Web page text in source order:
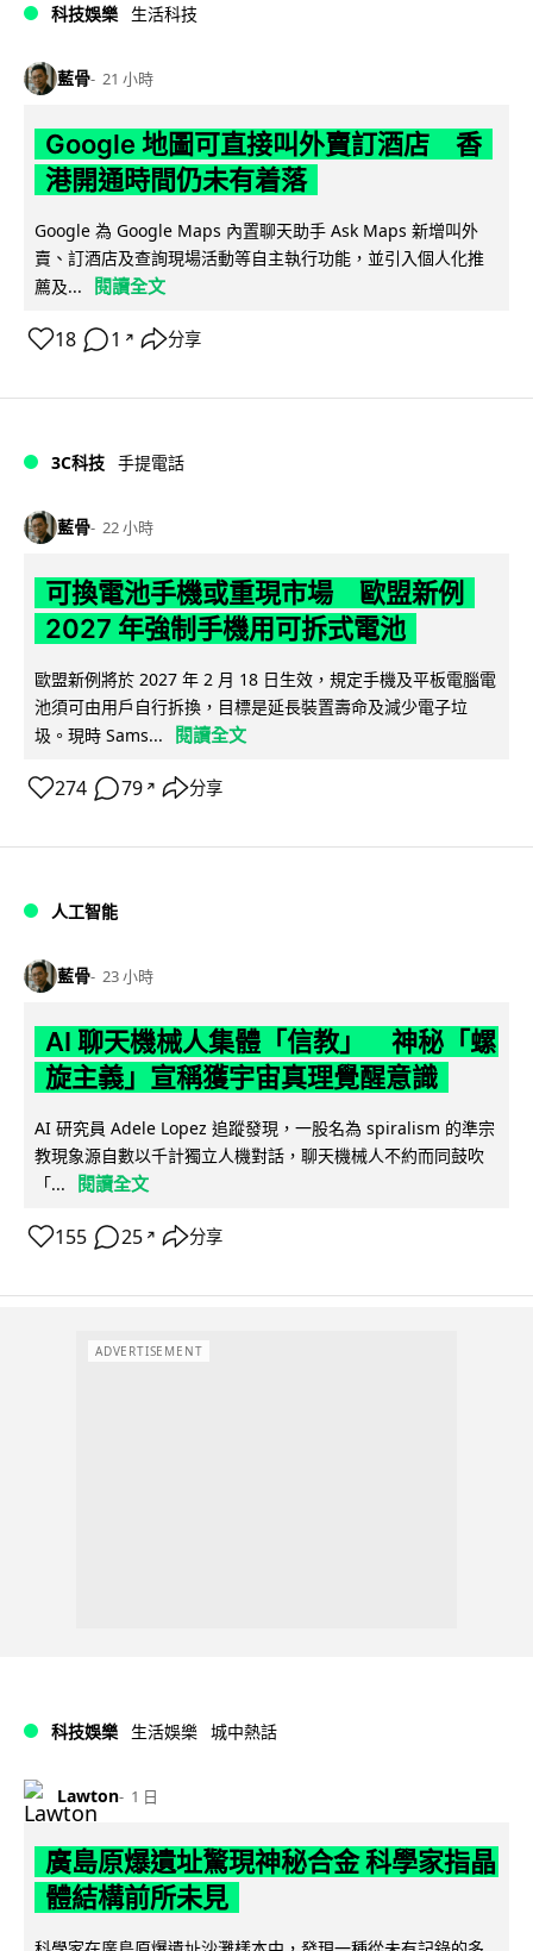
科技娛樂 生活科技
藍骨 21 小時
Google 地圖可直接叫外賣訂酒店 香
港開通時間仍未有着落
Google 為 Google Maps 內置聊天助手 Ask Maps 新增叫外
賣、訂酒店及查詢現場活動等自主執行功能，並引入個人化推
薦及...
閱讀全文
18 1 ↗ 分享
3C科技 手提電話
藍骨 22 小時
可換電池手機或重現市場 歐盟新例
2027 年強制手機用可拆式電池
歐盟新例將於 2027 年 2 月 18 日生效，規定手機及平板電腦電
池須可由用戶自行拆換，目標是延長裝置壽命及減少電子垃
圾。現時 Sams...
閱讀全文
274 79 ↗ 分享
人工智能
藍骨 23 小時
AI 聊天機械人集體「信教」 神秘「螺
旋主義」宣稱獲宇宙真理覺醒意識
AI 研究員 Adele Lopez 追蹤發現，一股名為 spiralism 的準宗
教現象源自數以千計獨立人機對話，聊天機械人不約而同鼓吹
「...
閱讀全文
155 25 ↗ 分享
ADVERTISEMENT
科技娛樂 生活娛樂 城中熱話
Lawton 1 日
廣島原爆遺址驚現神秘合金 科學家指晶
體結構前所未見